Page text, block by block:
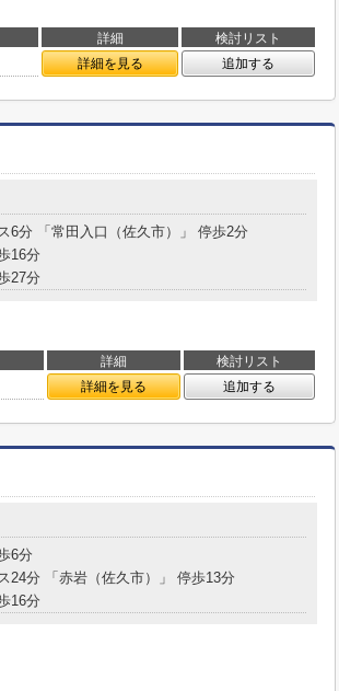
詳細 検討リスト
詳細を見る 追加する
6分 「常田入口（佐久市）」 停歩2分
16分
27分
詳細 検討リスト
詳細を見る 追加する
6分
24分 「赤岩（佐久市）」 停歩13分
16分